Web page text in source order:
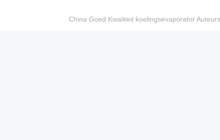
China Goed Kwaliteit koelingsevaporator